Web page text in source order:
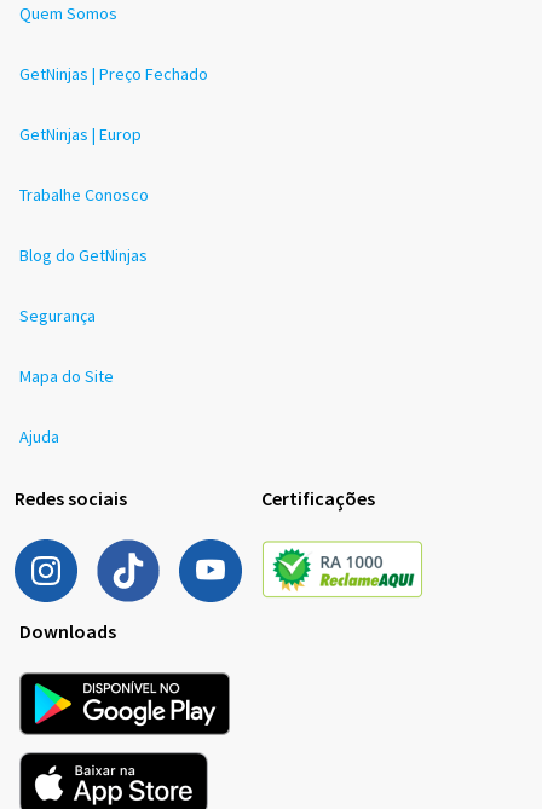
Quem Somos
GetNinjas | Preço Fechado
GetNinjas | Europ
Trabalhe Conosco
Blog do GetNinjas
Segurança
Mapa do Site
Ajuda
Redes sociais Certificações
Downloads